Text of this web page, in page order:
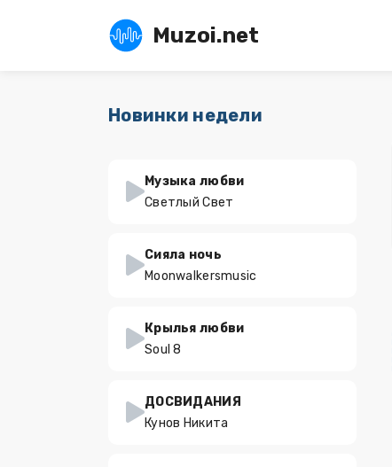
Muzoi.net
Новинки недели
Музыка любви
Светлый Свет
Сияла ночь
Moonwalkersmusic
Крылья любви
Soul 8
ДОСВИДАНИЯ
Кунов Никита